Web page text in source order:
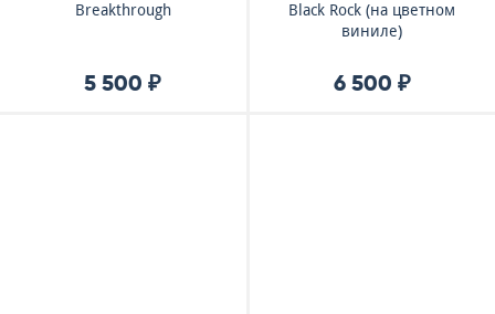
Breakthrough
5 500 ₽
Black Rock (на цветном
виниле)
6 500 ₽